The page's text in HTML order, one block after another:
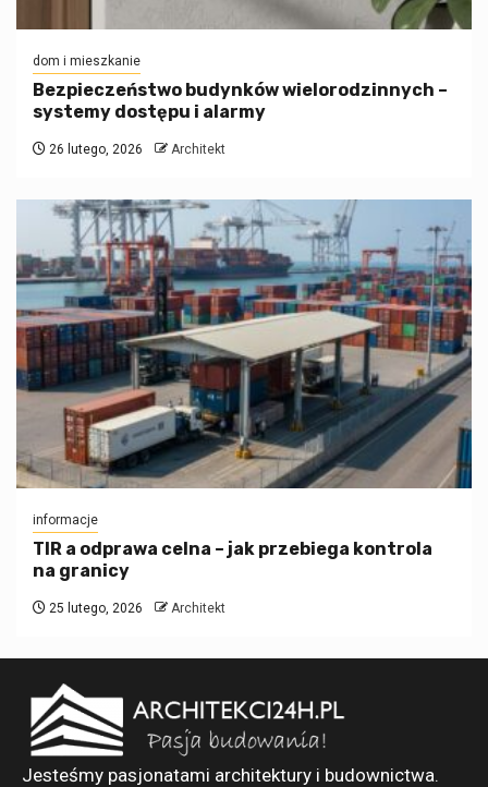
dom i mieszkanie
Bezpieczeństwo budynków wielorodzinnych –
systemy dostępu i alarmy
26 lutego, 2026 Architekt
informacje
TIR a odprawa celna – jak przebiega kontrola
na granicy
25 lutego, 2026 Architekt
Jesteśmy pasjonatami architektury i budownictwa.